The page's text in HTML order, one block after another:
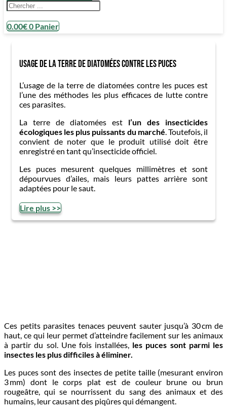
0.00€0 Panier
Usage de la terre de diatomées contre les puces
L’usage de la terre de diatomées contre les puces est
l’une des méthodes les plus efficaces de lutte contre
ces parasites.
La terre de diatomées est l’un des insecticides
écologiques les plus puissants du marché . Toutefois, il
convient de noter que le produit utilisé doit être
enregistré en tant qu’insecticide officiel.
Les puces mesurent quelques millimètres et sont
dépourvues d’ailes, mais leurs pattes arrière sont
adaptées pour le saut.
Lire plus >>
Ces petits parasites tenaces peuvent sauter jusqu’à 30 cm de
haut, ce qui leur permet d’atteindre facilement sur les animaux
à partir du sol. Une fois installées, les puces sont parmi les
insectes les plus difficiles à éliminer.
Les puces sont des insectes de petite taille (mesurant environ
3 mm) dont le corps plat est de couleur brune ou brun
rougeâtre, qui se nourrissent du sang des animaux et des
humains, leur causant des piqûres qui démangent.